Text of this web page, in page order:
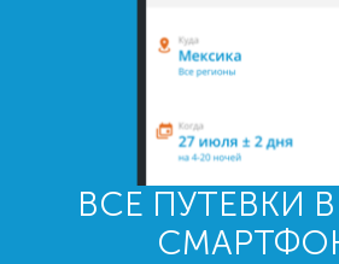
ВСЕ ПУТЕВКИ